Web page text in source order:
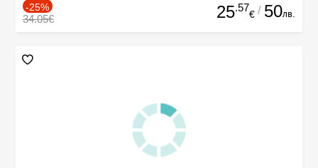
-25%
34.05€ 25.57
€ / 50лв.